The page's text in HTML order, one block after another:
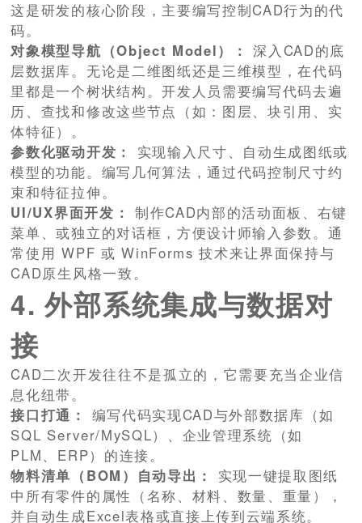
这是研发的核心阶段，主要编写控制CAD行为的代
码。
对象模型导航（Object Model）：
深入CAD的底
层数据库。无论是二维图纸还是三维模型，在代码
里都是一个树状结构。开发人员需要编写代码去遍
历、查找和修改这些节点（如：图层、块引用、实
体特征）。
参数化驱动开发：
实现输入尺寸、自动生成图纸或
模型的功能。编写几何算法，通过代码控制尺寸约
束和特征拉伸。
UI/UX界面开发：
制作CAD内部的活动面板、右键
菜单、或独立的对话框，方便设计师输入参数。通
常使用 WPF 或 WinForms 技术来让界面保持与
CAD原生风格一致。
4. 外部系统集成与数据对
接
CAD二次开发往往不是孤立的，它需要充当企业信
息化纽带。
接口打通：
编写代码实现CAD与外部数据库（如
SQL Server/MySQL）、企业管理系统（如
PLM、ERP）的连接。
物料清单（BOM）自动导出：
实现一键提取图纸
中所有零件的属性（名称、材料、数量、重量），
并自动生成Excel表格或直接上传到云端系统。